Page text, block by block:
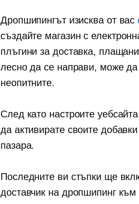
Дропшипингът изисква от вас
създайте магазин с
плъгини за доставка,
лесно да се направи, може
неопитните.
След като настроите
да активирате своите
пазара.
Последните ви стъпки ще
доставчик на дропшипинг